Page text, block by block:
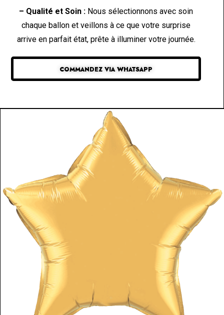
– Qualité et Soin : Nous sélectionnons avec soin
chaque ballon et veillons à ce que votre surprise
arrive en parfait état, prête à illuminer votre journée.
COMMANDEZ VIA WHATSAPP